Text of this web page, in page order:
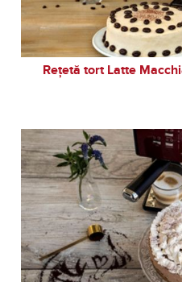
Rețetă tort Latte